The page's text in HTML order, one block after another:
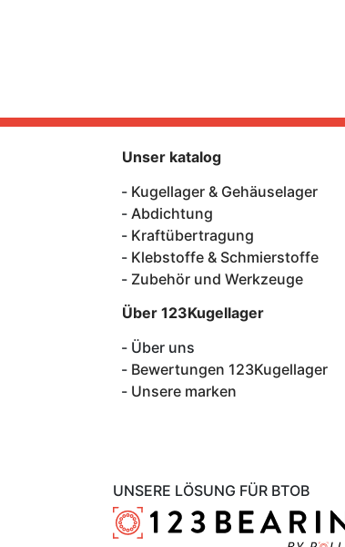
UNSERE LÖSUNG FÜR BTOB
Unser katalog
Kugellager & Gehäuselager
Abdichtung
Kraftübertragung
Klebstoffe & Schmierstoffe
Zubehör und Werkzeuge
Über 123Kugellager
Über uns
Bewertungen 123Kugellager
Unsere marken